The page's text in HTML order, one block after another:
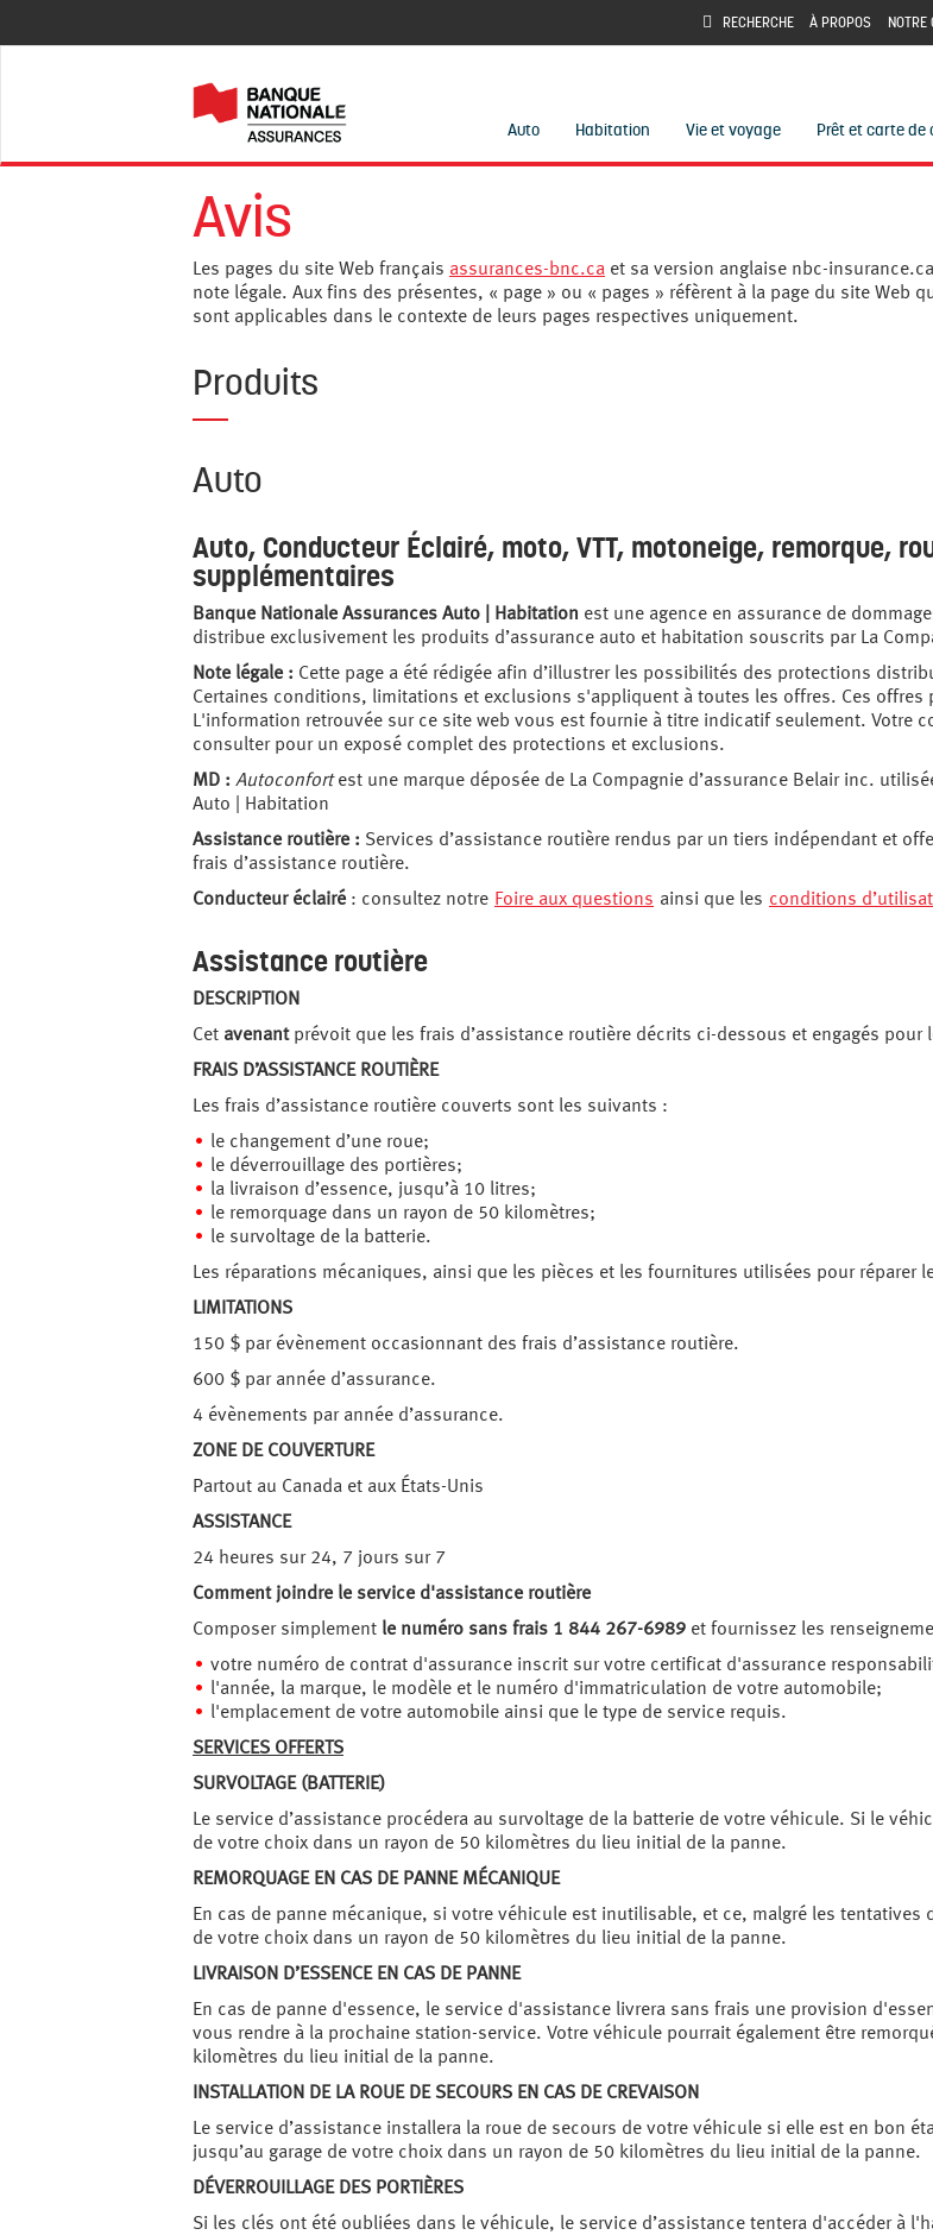
RECHERCHE À PROPOS
Auto Habitation Vie et voyage Prêt et carte de
Avis
Les pages du site Web français assurances-bnc.ca et sa version anglaise nbc-
note légale. Aux fins des présentes, « page » ou « pages » réfèrent à la page du site Web
sont applicables dans le contexte de leurs pages respectives uniquement.
Produits
Auto
Auto, Conducteur Éclairé, moto, VTT, motoneige, remorque,
supplémentaires
Banque Nationale Assurances Auto | Habitation est une agence en assurance de
distribue exclusivement les produits d’assurance auto et habitation souscrits par La
Note légale : Cette page a été rédigée afin d’illustrer les possibilités des protections
Certaines conditions, limitations et exclusions s'appliquent à toutes les offres. Ces offres
L'information retrouvée sur ce site web vous est fournie à titre indicatif seulement. Votre
consulter pour un exposé complet des protections et exclusions.
MD : Autoconfortest une marque déposée de La Compagnie d’assurance Belair inc.
Auto | Habitation
Assistance routière : Services d’assistance routière rendus par un tiers indépendant et
frais d’assistance routière.
Conducteur éclairé : consultez notre Foire aux questions ainsi que les conditions
Assistance routière
DESCRIPTION
Cet avenant prévoit que les frais d’assistance routière décrits ci-dessous et engagés
FRAIS D’ASSISTANCE ROUTIÈRE
Les frais d’assistance routière couverts sont les suivants :
le changement d’une roue;
le déverrouillage des portières;
la livraison d’essence, jusqu’à 10 litres;
le remorquage dans un rayon de 50 kilomètres;
le survoltage de la batterie.
Les réparations mécaniques, ainsi que les pièces et les fournitures utilisées pour réparer
LIMITATIONS
150 $ par évènement occasionnant des frais d’assistance routière.
600 $ par année d’assurance.
4 évènements par année d’assurance.
ZONE DE COUVERTURE
Partout au Canada et aux États-Unis
ASSISTANCE
24 heures sur 24, 7 jours sur 7
Comment joindre le service d'assistance routière
Composer simplement le numéro sans frais 1 844 267-6989 et fournissez les
votre numéro de contrat d'assurance inscrit sur votre certificat d'assurance
l'année, la marque, le modèle et le numéro d'immatriculation de votre automobile;
l'emplacement de votre automobile ainsi que le type de service requis.
SERVICES OFFERTS
SURVOLTAGE (BATTERIE)
Le service d’assistance procédera au survoltage de la batterie de votre véhicule. Si le
de votre choix dans un rayon de 50 kilomètres du lieu initial de la panne.
REMORQUAGE EN CAS DE PANNE MÉCANIQUE
En cas de panne mécanique, si votre véhicule est inutilisable, et ce, malgré les
de votre choix dans un rayon de 50 kilomètres du lieu initial de la panne.
LIVRAISON D’ESSENCE EN CAS DE PANNE
En cas de panne d'essence, le service d'assistance livrera sans frais une provision
vous rendre à la prochaine station-service. Votre véhicule pourrait également être
kilomètres du lieu initial de la panne.
INSTALLATION DE LA ROUE DE SECOURS EN CAS DE CREVAISON
Le service d’assistance installera la roue de secours de votre véhicule si elle est en bon
jusqu’au garage de votre choix dans un rayon de 50 kilomètres du lieu initial de la panne.
DÉVERROUILLAGE DES PORTIÈRES
Si les clés ont été oubliées dans le véhicule, le service d’assistance tentera d'accéder à